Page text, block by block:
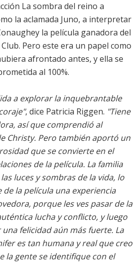
La sombra del reino a
la aclamada Juno, a interpretar
la película ganadora del
Pero este era un papel como
afrontado antes, y ella se
al 100%.
a explorar la inquebrantable
, dice Patricia Riggen. "Tiene
así que comprendió al
Christy. Pero también aportó un
que se convierte en el
de la película. La familia
luces y sombras de la vida, lo
de la película una experiencia
porque les ves pasar de la
lucha y conflicto, y luego
felicidad aún más fuerte. La
es tan humana y real que creo
la gente se identifique con el